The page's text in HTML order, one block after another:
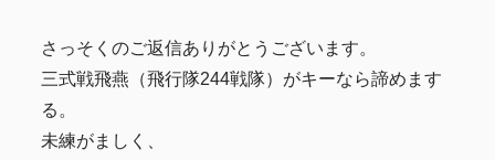
さっそくのご返信ありがとうございます。
三式戦飛燕（飛行隊244戦隊）がキーなら諦めます
る。
未練がましく、